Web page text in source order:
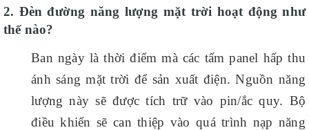
2. Đèn đường năng lượng mặt trời hoạt động như
thế nào?
Ban ngày là thời điểm mà các tấm panel hấp thu
ánh sáng mặt trời để sản xuất điện. Nguồn năng
lượng này sẽ được tích trữ vào pin/ắc quy. Bộ
điều khiển sẽ can thiệp vào quá trình nạp năng